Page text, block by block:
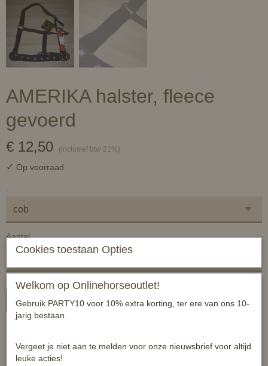
AMERIKA halster, fleece
gevoerd
€ 12,50 (inclusief btw 21%)
✓ Op voorraad
Aantal
In winkelwagen
Maat pony tm full
Cookies toestaan Opties
Welkom op Onlinehorseoutlet!
Gebruik PARTY10 voor 10% extra korting, ter ere van ons 10-
jarig bestaan.
Vergeet je niet aan te melden voor onze nieuwsbrief voor altijd
leuke acties!